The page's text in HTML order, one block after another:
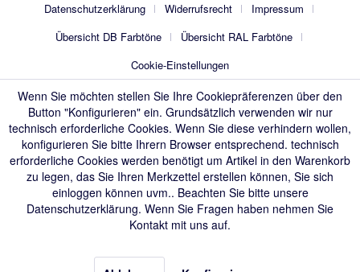
Datenschutzerklärung
Widerrufsrecht
Impressum
Übersicht DB Farbtöne
Übersicht RAL Farbtöne
Cookie-Einstellungen
Wenn Sie möchten stellen Sie Ihre Cookiepräferenzen über den
Button "Konfigurieren" ein. Grundsätzlich verwenden wir nur
technisch erforderliche Cookies. Wenn Sie diese verhindern wollen,
konfigurieren Sie bitte Ihrern Browser entsprechend. technisch
erforderliche Cookies werden benötigt um Artikel in den Warenkorb
zu legen, das Sie Ihren Merkzettel erstellen können, Sie sich
einloggen können uvm.. Beachten Sie bitte unsere
Datenschutzerklärung. Wenn Sie Fragen haben nehmen Sie
Kontakt mit uns auf.